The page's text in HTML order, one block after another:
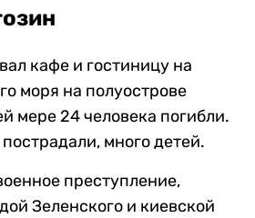
кафе и гостиницу на
моря на полуострове
мере 24 человека погибли.
много детей.
преступление,
Зеленского и киевской